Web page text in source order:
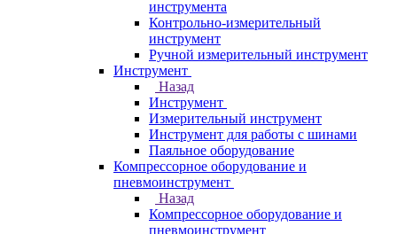
инструмента
Контрольно-измерительный
инструмент
Ручной измерительный инструмент
Инструмент
Назад
Инструмент
Измерительный инструмент
Инструмент для работы с шинами
Паяльное оборудование
Компрессорное оборудование и
пневмоинструмент
Назад
Компрессорное оборудование и
пневмоинструмент